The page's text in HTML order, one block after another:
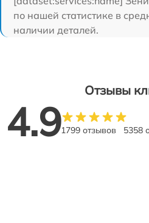
по нашей статистике в
наличии деталей.
Отзывы
4.91799 отзывов 5358